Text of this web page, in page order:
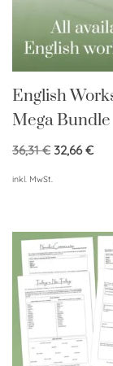
English
Mega Bundle
36,31€ 32,66€
inkl. MwSt.